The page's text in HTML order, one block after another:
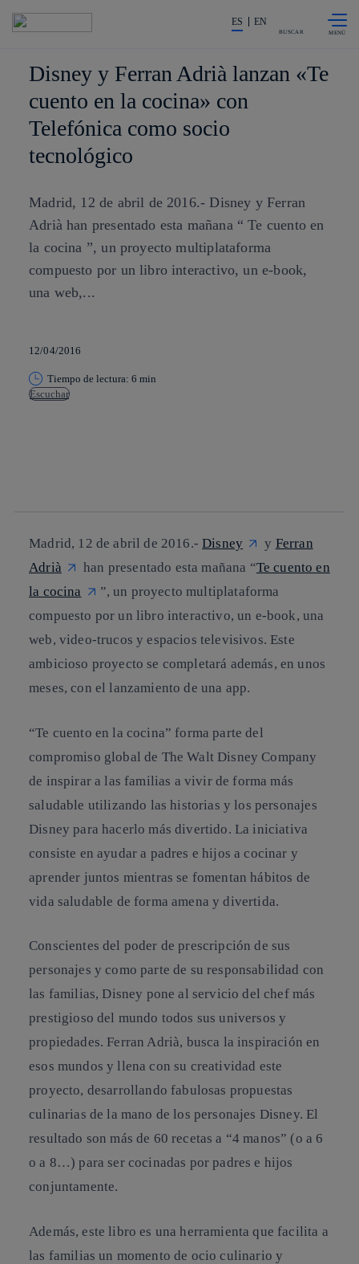
La acción en accionistas e
ES EN
BUSCAR
Disney y Ferran Adrià lanzan «Te
cuento en la cocina» con
Telefónica como socio
tecnológico
Madrid, 12 de abril de 2016.- Disney y Ferran
Adrià han presentado esta mañana “ Te cuento en
la cocina ”, un proyecto multiplataforma
compuesto por un libro interactivo, un e-book,
una web,...
12/04/2016
Tiempo de lectura: 6 min
Escuchar
Madrid, 12 de abril de 2016.-Disney y Ferran
Adrià
han presentado esta mañana “Te cuento en
la cocina
”, un proyecto multiplataforma
compuesto por un libro interactivo, un e-book, una
web, video-trucos y espacios televisivos. Este
ambicioso proyecto se completará además, en unos
meses, con el lanzamiento de una app.
“Te cuento en la cocina” forma parte del
compromiso global de The Walt Disney Company
de inspirar a las familias a vivir de forma más
saludable utilizando las historias y los personajes
Disney para hacerlo más divertido. La iniciativa
consiste en ayudar a padres e hijos a cocinar y
aprender juntos mientras se fomentan hábitos de
vida saludable de forma amena y divertida.
Conscientes del poder de prescripción de sus
personajes y como parte de su responsabilidad con
las familias, Disney pone al servicio del chef más
prestigioso del mundo todos sus universos y
propiedades. Ferran Adrià, busca la inspiración en
esos mundos y llena con su creatividad este
proyecto, desarrollando fabulosas propuestas
culinarias de la mano de los personajes Disney. El
resultado son más de 60 recetas a “4 manos” (o a 6
o a 8…) para ser cocinadas por padres e hijos
conjuntamente.
Además, este libro es una herramienta que facilita a
las familias un momento de ocio culinario y